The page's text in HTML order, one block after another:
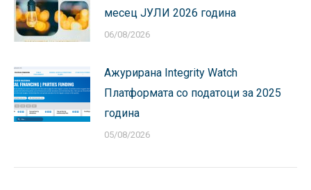
месец ЈУЛИ 2026 година
06/08/2026
Ажурирана Integrity Watch
Платформата со податоци за 2025
година
05/08/2026